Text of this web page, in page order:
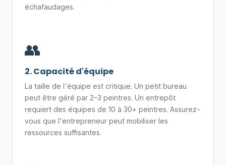
échafaudages.
👥
2. Capacité d'équipe
La taille de l'équipe est critique. Un petit bureau
peut être géré par 2–3 peintres. Un entrepôt
requiert des équipes de 10 à 30+ peintres. Assurez-
vous que l'entrepreneur peut mobiliser les
ressources suffisantes.